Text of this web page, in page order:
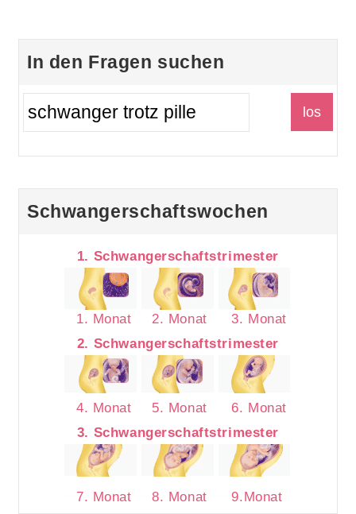
In den Fragen suchen
Schwangerschaftswochen
1. Schwangerschaftstrimester
1. Monat 2. Monat
3. Monat
2. Schwangerschaftstrimester
4. Monat 5. Monat
6. Monat
3. Schwangerschaftstrimester
7. Monat 8. Monat 9.Monat